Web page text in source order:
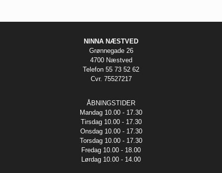
NINNA NÆSTVED
Grønnegade 26
4700 Næstved
Telefon 55 73 52 62
Cvr. 75527217
ÅBNINGSTIDER
Mandag 10.00 - 17.30
Tirsdag 10.00 - 17.30
Onsdag 10.00 - 17.30
Torsdag 10.00 - 17.30
Fredag 10.00 - 18.00
Lørdag 10.00 - 14.00